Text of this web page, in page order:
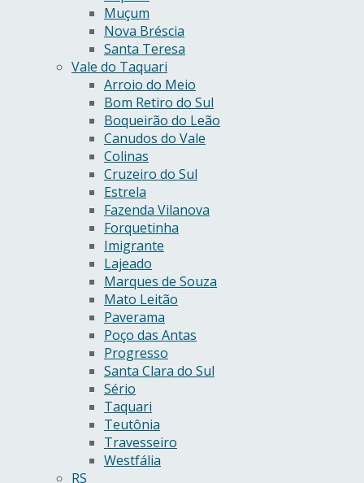
Muçum
Nova Bréscia
Santa Teresa
Vale do Taquari
Arroio do Meio
Bom Retiro do Sul
Boqueirão do Leão
Canudos do Vale
Colinas
Cruzeiro do Sul
Estrela
Fazenda Vilanova
Forquetinha
Imigrante
Lajeado
Marques de Souza
Mato Leitão
Paverama
Poço das Antas
Progresso
Santa Clara do Sul
Sério
Taquari
Teutônia
Travesseiro
Westfália
RS